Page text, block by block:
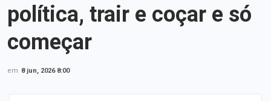
política, trair e coçar e só
começar
em 8 jun, 2026 8:00